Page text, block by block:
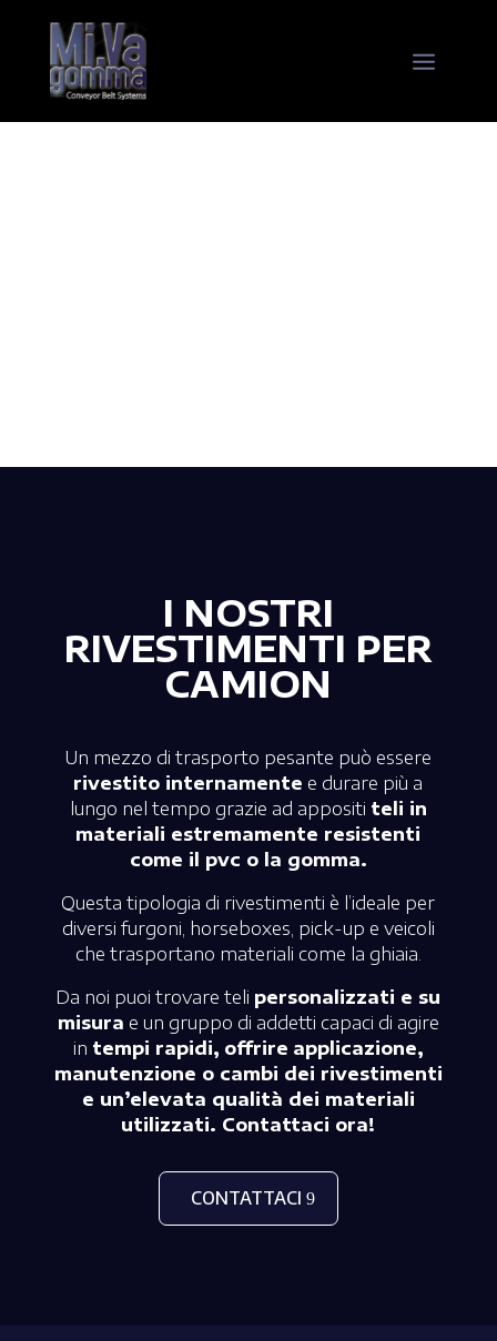
I NOSTRI
RIVESTIMENTI PER
CAMION
Un mezzo di trasporto pesante può essere
rivestito internamente e durare più a
lungo nel tempo grazie ad appositi teli in
materiali estremamente resistenti
come il pvc o la gomma.
Questa tipologia di rivestimenti è l’ideale per
diversi furgoni, horseboxes, pick-up e veicoli
che trasportano materiali come la ghiaia.
Da noi puoi trovare teli personalizzati e su
misura e un gruppo di addetti capaci di agire
in tempi rapidi, offrire applicazione,
manutenzione o cambi dei rivestimenti
e un’elevata qualità dei materiali
utilizzati. Contattaci ora!
CONTATTACI